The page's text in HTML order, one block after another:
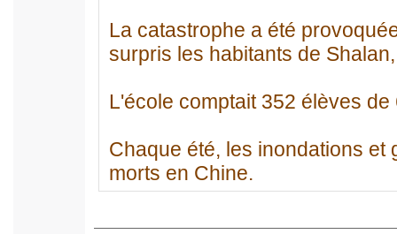
La catastrophe a été
surpris les habitants de
L'école comptait 352 élèves
Chaque été, les inondations et
morts en Chine.